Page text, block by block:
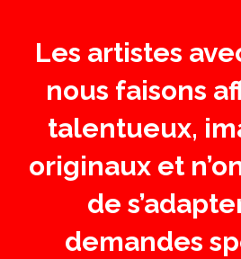
Les artistes
nous faisons
talentueux,
originaux et
de
demandes